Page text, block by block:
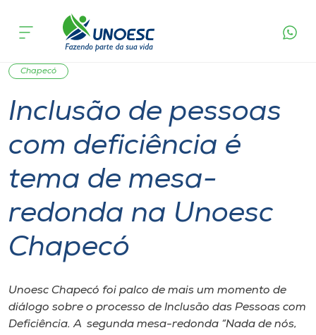
Cursos
Onde estamos
Pesquisa
Atendimento ao Estudante
Portal de Ensino
A
Internacionalização
acontece
Chapecó
Inclusão de pessoas
com deficiência é
tema de mesa-
redonda na Unoesc
Chapecó
Unoesc Chapecó foi palco de mais um momento de
diálogo sobre o processo de Inclusão das Pessoas com
Deficiência. A segunda mesa-redonda “Nada de nós,